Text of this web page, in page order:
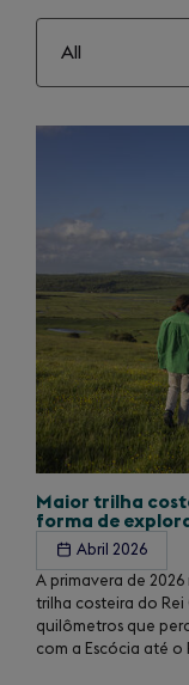
Maior trilha
forma de
Abril 2026
A primavera de
trilha costeira do Rei
quilômetros que
com a Escócia até o